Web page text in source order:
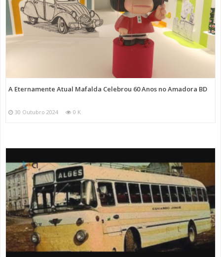
A Eternamente Atual Mafalda Celebrou 60 Anos no Amadora BD
30 Outubro 2024 0 K